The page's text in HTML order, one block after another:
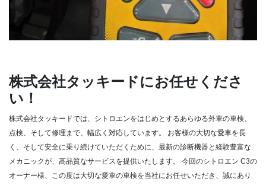
株式会社タッキードにお任せくださ
い！
株式会社タッキードでは、シトロエンをはじめとするあらゆる外車の車検、
点検、そして修理まで、幅広く対応しています。
お客様の大切な愛車を長
く、そして安全に乗り続けていただくために、最新の診断機器と経験豊富な
メカニックが、高品質なサービスを提供いたします。
今回のシトロエン C3の
オーナー様、この度は大切な愛車の車検を当社にお任せいただき、誠にあり